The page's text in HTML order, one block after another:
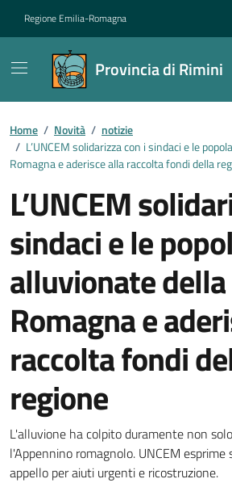
Regione Emilia-Romagna
Provincia di Rimini
Contenuti in evidenza
Home / Novità / notizie
/ L’UNCEM solidarizza con i sindaci e le
Romagna e aderisce alla raccolta fondi della
L’UNCEM
sindaci e le
alluvionate della
Romagna e
raccolta fondi
regione
Dettagli della
L'alluvione ha colpito duramente non
l'Appennino romagnolo. UNCEM
appello per aiuti urgenti e ricostruzione.